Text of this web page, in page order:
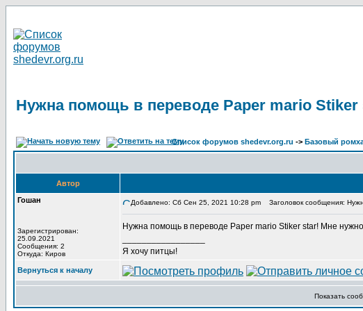
Нужна помощь в переводе Paper mario Stiker
Список форумов shedevr.org.ru -> Базовый
Автор
Гошан
Зарегистрирован:
25.09.2021
Сообщения: 2
Откуда: Киров
Добавлено: Сб Сен 25, 2021 10:28 pm Заголовок сообщения:
Нужна помощь в переводе Paper mario Stiker star! Мне
Я хочу питцы!
Вернуться к началу
Показать